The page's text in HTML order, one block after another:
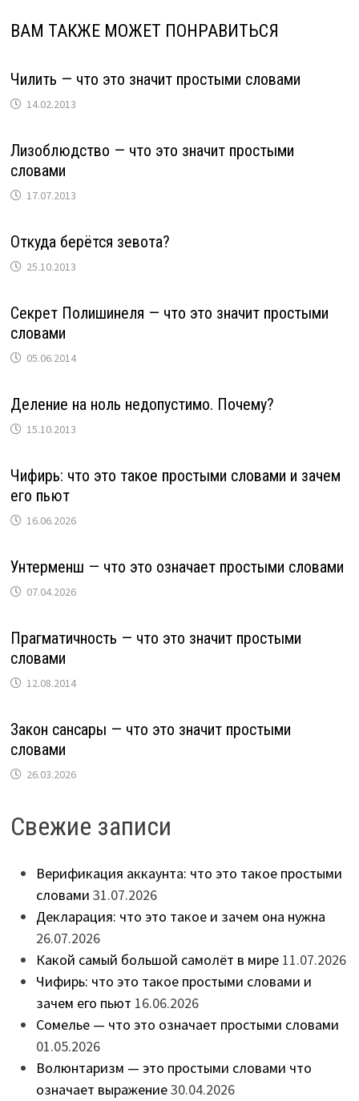
ВАМ ТАКЖЕ МОЖЕТ ПОНРАВИТЬСЯ
Чилить — что это значит простыми словами
14.02.2013
Лизоблюдство — что это значит простыми
словами
17.07.2013
Откуда берётся зевота?
25.10.2013
Секрет Полишинеля — что это значит простыми
словами
05.06.2014
Деление на ноль недопустимо. Почему?
15.10.2013
Чифирь: что это такое простыми словами и зачем
его пьют
16.06.2026
Унтерменш — что это означает простыми словами
07.04.2026
Прагматичность — что это значит простыми
словами
12.08.2014
Закон сансары — что это значит простыми
словами
26.03.2026
Свежие записи
Верификация аккаунта: что это такое простыми
словами 31.07.2026
Декларация: что это такое и зачем она нужна
26.07.2026
Какой самый большой самолёт в мире 11.07.2026
Чифирь: что это такое простыми словами и
зачем его пьют 16.06.2026
Сомелье — что это означает простыми словами
01.05.2026
Волюнтаризм — это простыми словами что
означает выражение30.04.2026